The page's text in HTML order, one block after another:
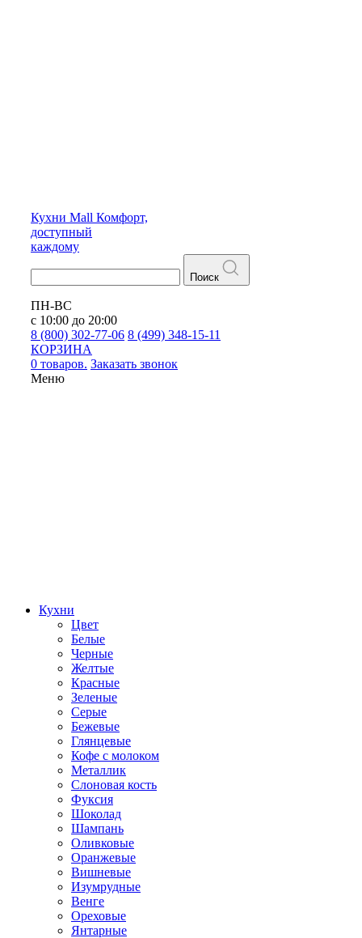
Кухни Mall Комфорт,
доступный
каждому
Поиск
ПН-ВС
с 10:00 до 20:00
8 (800) 302-77-06 8 (499) 348-15-11
КОРЗИНА
0 товаров. Заказать звонок
Меню
Кухни
Цвет
Белые
Черные
Желтые
Красные
Зеленые
Серые
Бежевые
Глянцевые
Кофе с молоком
Металлик
Слоновая кость
Фуксия
Шоколад
Шампань
Оливковые
Оранжевые
Вишневые
Изумрудные
Венге
Ореховые
Янтарные